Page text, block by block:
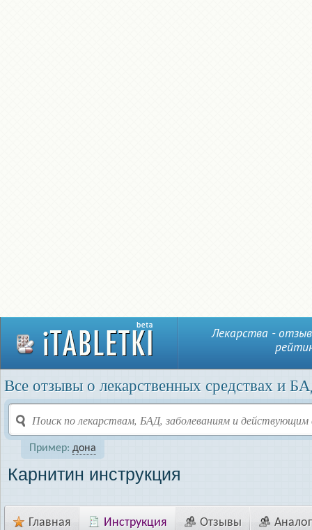
Лекарства -
Все отзывы о лекарственных средствах и
Пример: дона
Карнитин инструкция
Главная Инструкция Отзывы